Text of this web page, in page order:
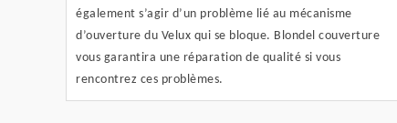
également s’agir d’un problème lié au mécanisme
d’ouverture du Velux qui se bloque. Blondel couverture
vous garantira une réparation de qualité si vous
rencontrez ces problèmes.